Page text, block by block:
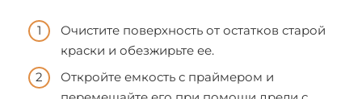
Очистите поверхность от остатков старой
краски и обезжирьте ее.
Откройте емкость с праймером и